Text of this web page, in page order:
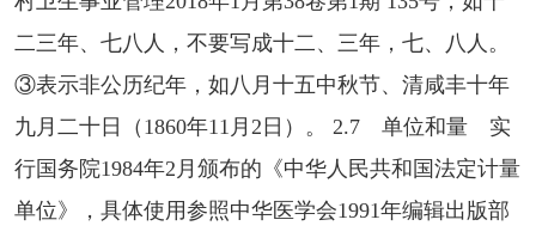
二三年、七八人，不要写成十二、三年，七、八人。
③表示非公历纪年，如八月十五中秋节、清咸丰十年
九月二十日（1860年11月2日）。 2.7 单位和量 实
行国务院1984年2月颁布的《中华人民共和国法定计量
单位》，具体使用参照中华医学会1991年编辑出版部